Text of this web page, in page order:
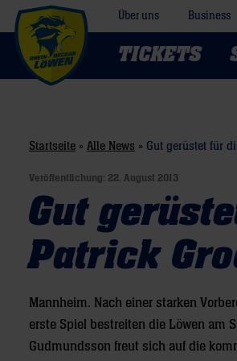
Über uns Business
TICKETS
Startseite » Alle News » Gut gerüstet für
Veröffentlichung: 22. August 2013
Gut
Patrick
Mannheim. Nach einer starken
erste Spiel bestreiten die Löwen am
Gudmundsson freut sich auf die